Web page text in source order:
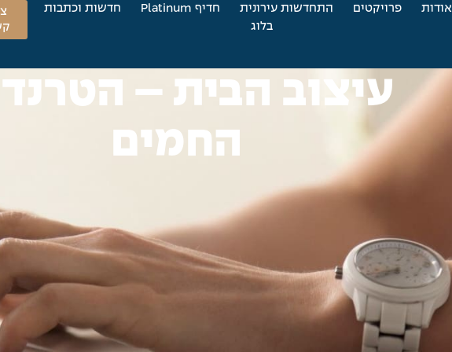
אודות פרויקטים התחדשות עירונית חדיף Platinum
חדשות וכתבות
בלוג
עיצוב הבית –
החמים